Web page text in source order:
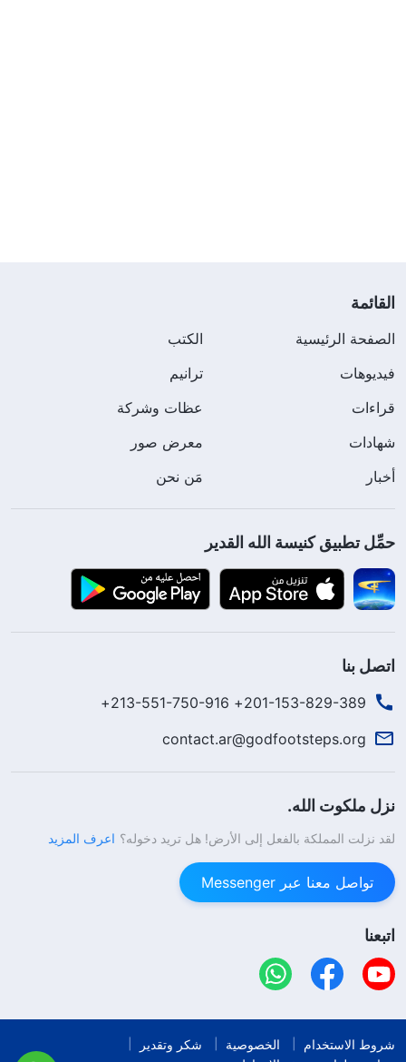
القائمة
الصفحة الرئيسية
الكتب
فيديوهات
ترانيم
قراءات
عظات وشركة
شهادات
معرض صور
أخبار
مَن نحن
حمِّل تطبيق كنيسة الله القدير
اتصل بنا
201-153-829-389+ 213-551-750-916+
contact.ar@godfootsteps.org
نزل ملكوت الله.
لقد نزلت المملكة بالفعل إلى الأرض! هل تريد دخوله؟ اعرف المزيد
تواصل معنا عبر Messenger
اتبعنا
شروط الاستخدام الخصوصية
شكر وتقدير